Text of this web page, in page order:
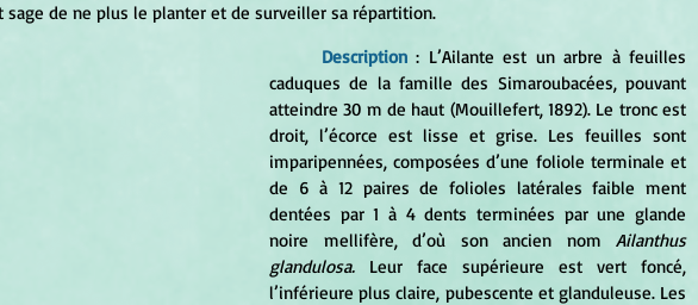
sage de ne plus le planter et de surveiller sa répartition.
Description : L’Ailante est un arbre à feuilles
caduques de la famille des Simaroubacées, pouvant
atteindre 30 m de haut (Mouillefert, 1892). Le tronc est
droit, l’écorce est lisse et grise. Les feuilles sont
imparipennées, composées d’une foliole terminale et
de 6 à 12 paires de folioles latérales faible ment
dentées par 1 à 4 dents terminées par une glande
noire mellifère, d’où son ancien nom Ailanthus
glandulosa. Leur face supérieure est vert foncé,
l’inférieure plus claire, pubescente et glanduleuse. Les